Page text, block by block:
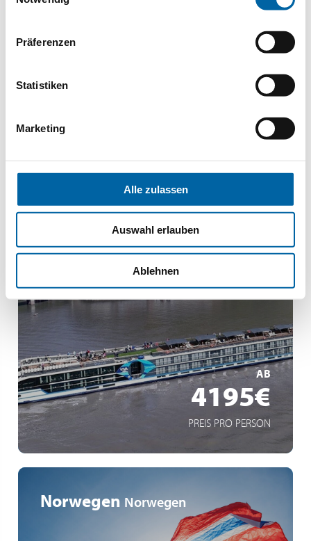
Präferenzen
Statistiken
Marketing
Alle zulassen
Auswahl erlauben
Ablehnen
AB
2995€
Österreich
AB
4195€
PREIS PRO PERSON
Viva All-Inclusive
Kaiserliches Wien
Budapest: Perle der Donau
MEHR ERFAHREN
Norwegen Norwegen